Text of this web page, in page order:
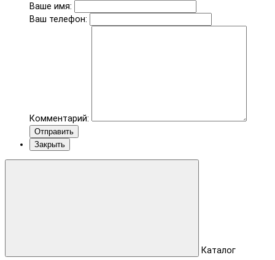
Ваше имя:
Ваш телефон:
Комментарий:
Отправить
Закрыть
Каталог